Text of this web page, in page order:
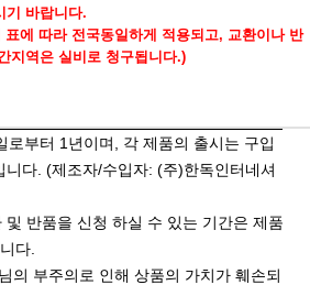
기 바랍니다.
에 따라 전국동일하게 적용되고, 교환이나 반
지역은 실비로 청구됩니다.)
로부터 1년이며, 각 제품의 출시는 구입
니다. (제조자/수입자: (주)한독인터네셔
반품을 신청 하실 수 있는 기간은 제품
다.
의 부주의로 인해 상품의 가치가 훼손되